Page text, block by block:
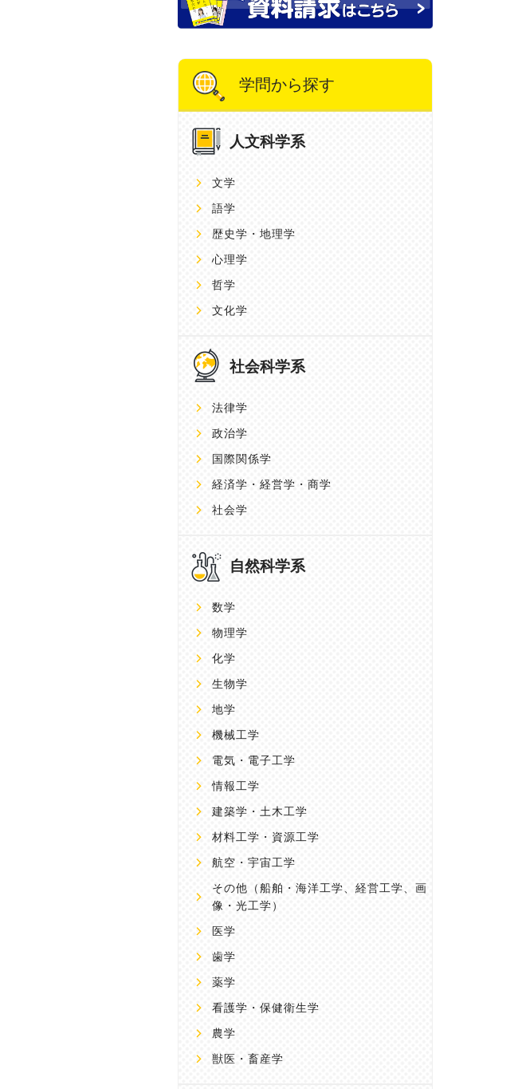
学問から探す
人文科学系
文学
語学
歴史学・地理学
心理学
哲学
文化学
社会科学系
法律学
政治学
国際関係学
経済学・経営学・商学
社会学
自然科学系
数学
物理学
化学
生物学
地学
機械工学
電気・電子工学
情報工学
建築学・土木工学
材料工学・資源工学
航空・宇宙工学
その他 （船舶・海洋工学、経営工学、画
像・光工学）
医学
歯学
薬学
看護学・保健衛生学
農学
獣医・畜産学